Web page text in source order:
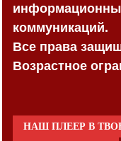
коммуникаций.
Все права
Возрастное
НАШ ПЛЕЕР В